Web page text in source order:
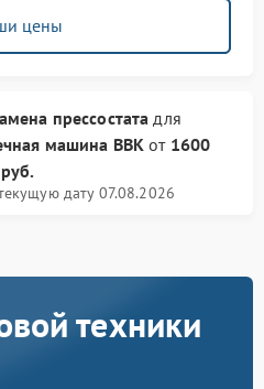
цены
прессостата для
машина BBK от 1600
руб.
дату 07.08.2026
техники